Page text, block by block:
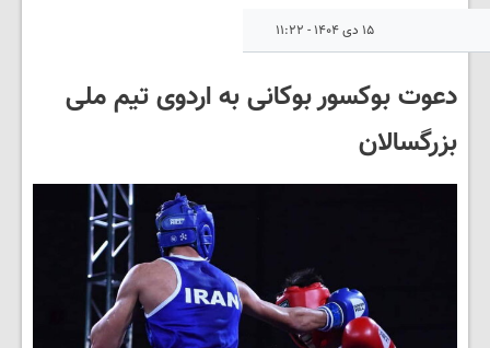
۱۵ دی ۱۴۰۴ - ۱۱:۲۲
دعوت بوکسور بوکانی به اردوی تیم ملی
بزرگسالان